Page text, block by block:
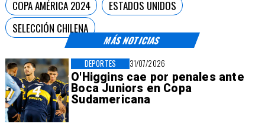
MÁS NOTICIAS
31/07/2026
O'Higgins cae por penales ante
Boca Juniors en Copa
Sudamericana
DEPORTES
COPA AMÉRICA 2024
ESTADOS UNIDOS
SELECCIÓN CHILENA